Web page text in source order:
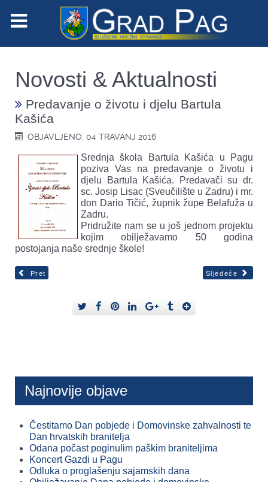
Novosti & Aktualnosti
Predavanje o životu i djelu Bartula
Kašića
OBJAVLJENO: 04 TRAVANJ 2016
Srednja škola Bartula Kašića u Pagu
poziva Vas na predavanje o životu i
djelu Bartula Kašića. Predavači su dr.
sc. Josip Lisac (Sveučilište u Zadru) i mr.
don Dario Tičić, župnik župe Belafuža u
Zadru.
Pridružite nam se u još jednom projektu
kojim obilježavamo 50 godina
postojanja naše srednje škole!
Pret Sljedeće
Najnovije objave
Čestitamo Dan pobjede i Domovinske zahvalnosti te
Dan hrvatskih branitelja
Odana počast poginulim paškim braniteljima
Koncert Gazdi u Pagu
Odluka o proglašenju sajamskih dana